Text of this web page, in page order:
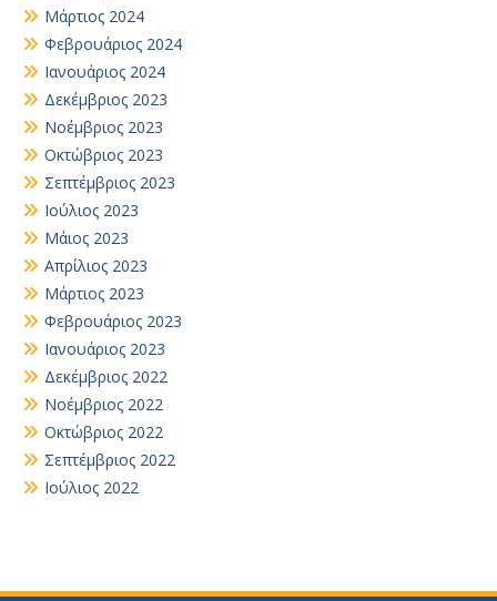
Μάρτιος 2024
Φεβρουάριος 2024
Ιανουάριος 2024
Δεκέμβριος 2023
Νοέμβριος 2023
Οκτώβριος 2023
Σεπτέμβριος 2023
Ιούλιος 2023
Μάιος 2023
Απρίλιος 2023
Μάρτιος 2023
Φεβρουάριος 2023
Ιανουάριος 2023
Δεκέμβριος 2022
Νοέμβριος 2022
Οκτώβριος 2022
Σεπτέμβριος 2022
Ιούλιος 2022